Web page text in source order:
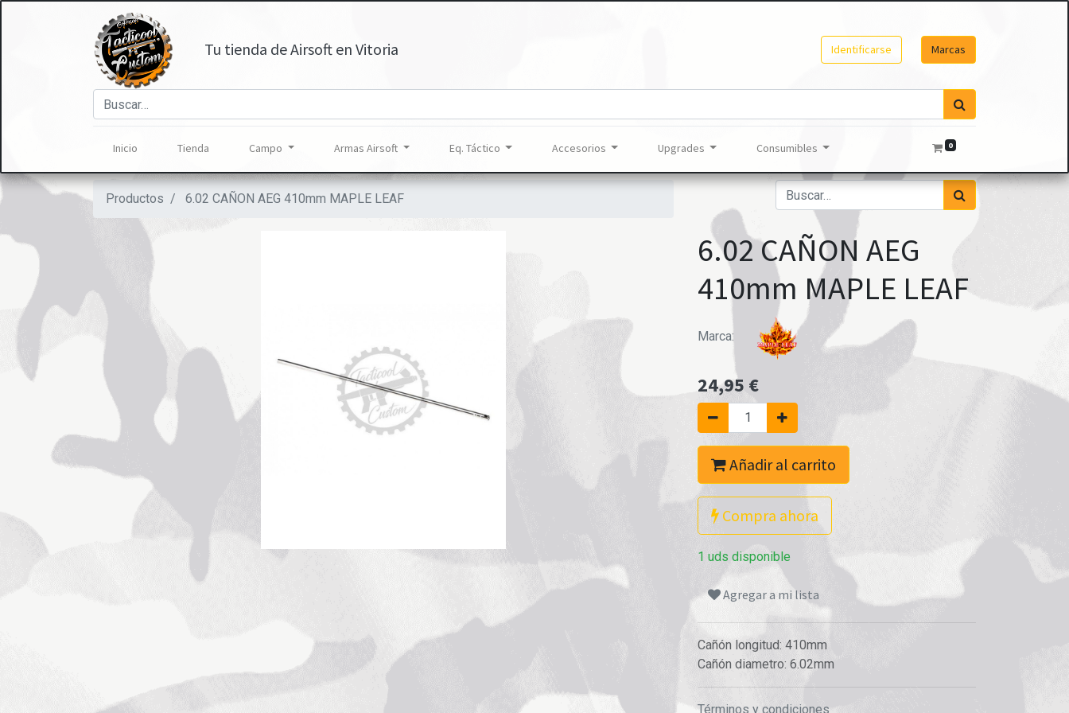
Tu tienda de Airsoft en Vitoria Identificarse Marcas
Inicio Tienda Campo Armas Airsoft Eq. Táctico Accesorios Upgrades Consumibles 0
Productos 6.02 CAÑON AEG 410mm MAPLE LEAF
6.02 CAÑON AEG
410mm MAPLE LEAF
Marca:
24,95 €
Añadir al carrito
Compra ahora
1 uds disponible
Agregar a mi lista
Cañón longitud: 410mm
Cañón diametro: 6.02mm
Términos y condiciones